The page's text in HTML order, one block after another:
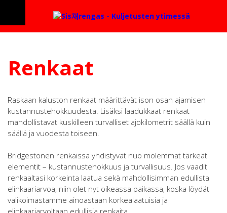
Renkaat
Raskaan kaluston renkaat määrittävät ison osan ajamisen
kustannustehokkuudesta. Lisäksi laadukkaat renkaat
mahdollistavat kuskilleen turvalliset ajokilometrit säällä kuin
säällä ja vuodesta toiseen.
Bridgestonen renkaissa yhdistyvät nuo molemmat tärkeät
elementit – kustannustehokkuus ja turvallisuus. Jos vaadit
renkaaltasi korkeinta laatua sekä mahdollisimman edullista
elinkaariarvoa, niin olet nyt oikeassa paikassa, koska löydät
valikoimastamme ainoastaan korkealaatuisia ja
elinkaariarvoltaan edullisia renkaita.